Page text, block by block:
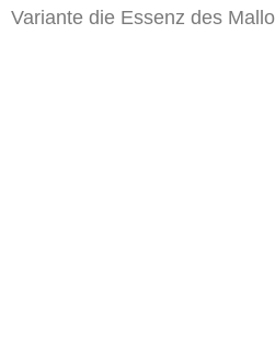
Variante die Essenz des